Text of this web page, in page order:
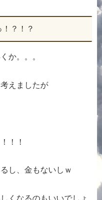
？！？
か。。。
えましたが
！！
し、金もないしｗ
くなるのもいいでしょ